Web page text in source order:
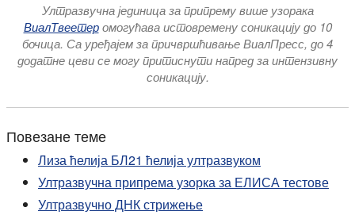
Ултразвучна јединица за припрему више узорака
ВиалТвеетеромогућава истовремену соникацију до 10
бочица. Са уређајем за причвршћивање ВиалПресс, до 4
додатне цеви се могу притиснути напред за интензивну
соникацију.
Повезане теме
Лиза ћелија БЛ21 ћелија ултразвуком
Ултразвучна припрема узорка за ЕЛИСА тестове
Ултразвучно ДНК стрижење